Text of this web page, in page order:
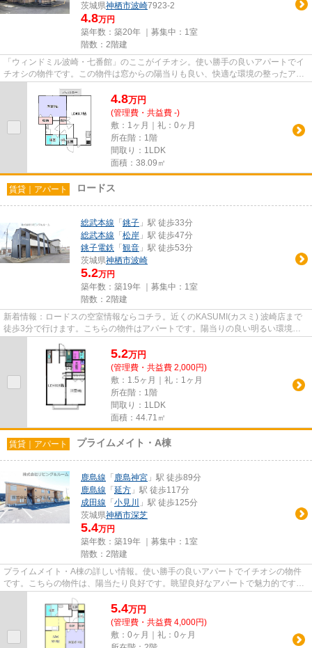
茨城県神栖市波崎7923-2
4.8万円
築年数：築20年 ｜募集中： 1室
階数：2階建
「ウィンドミル波崎・七番館」のここがイチオシ。使い勝手の良いアパートでイ
チオシの物件です。この物件は窓からの陽当りも良い、快適な環境の整ったアパ
4.8万円
(管理費・共益費 -)
敷：1ヶ月｜礼：0ヶ月
所在階：1階
間取り：1LDK
面積：38.09㎡
賃貸｜アパート ロードス
総武本線 「 銚子 」駅 徒歩33分
総武本線 「 松岸 」駅 徒歩47分
銚子電鉄 「 観音 」駅 徒歩53分
茨城県神栖市波崎
5.2万円
築年数：築19年 ｜募集中： 1室
階数：2階建
新着情報：ロードスの空室情報ならコチラ。近くのKASUMI(カスミ) 波崎店まで
徒歩3分で行けます。こちらの物件はアパートです。陽当りの良い明るい環境が
5.2万円
(管理費・共益費 2,000円)
敷：1.5ヶ月｜礼：1ヶ月
所在階：1階
間取り：1LDK
面積：44.71㎡
賃貸｜アパート プライムメイト・A棟
鹿島線 「 鹿島神宮 」駅 徒歩89分
鹿島線 「 延方 」駅 徒歩117分
成田線 「 小見川
」駅 徒歩125分
茨城県神栖市深芝
5.4万円
築年数：築19年 ｜募集中： 1室
階数：2階建
プライムメイト・A棟の詳しい情報。使い勝手の良いアパートでイチオシの物件
です。こちらの物件は、陽当たり良好です。眺望良好なアパートで魅力的です。
5.4万円
(管理費・共益費 4,000円)
敷：0ヶ月｜礼：0ヶ月